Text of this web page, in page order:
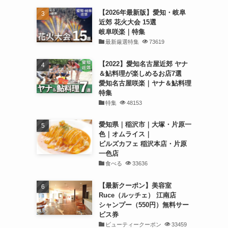
【2026年最新版】愛知・岐阜
近郊 花火大会 15選
岐阜咲楽｜特集
最新厳選特集 73619
【2022】愛知名古屋近郊 ヤナ
＆鮎料理が楽しめるお店7選
愛知名古屋咲楽｜ヤナ＆鮎料理
特集
特集 48153
愛知県｜稲沢市｜大塚・片原一
色｜オムライス｜
ビルズカフェ 稲沢本店・片原
一色店
食べる 33636
【最新クーポン】美容室
Ruce（ルッチェ） 江南店
シャンプー（550円）無料サー
ビス券
ビューティークーポン 33459